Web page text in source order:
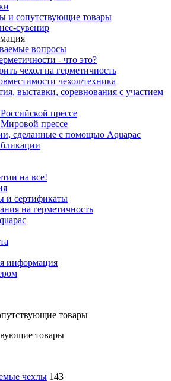
и сопутствующие товары
сувенир
вопросы
- что это?
чехол на герметичность
чехол/техника
выставки, соревнования с участием
прессе
прессе
сделанные с помощью Aquapac
на все!
и сертификаты
на герметичность
информация
товары
товары
чехлы 143